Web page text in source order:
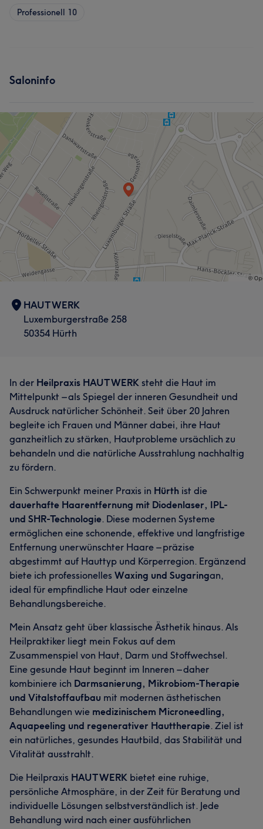
Professionell 10
Saloninfo
HAUTWERK
Luxemburgerstraße 258
50354 Hürth
In der Heilpraxis HAUTWERK steht die Haut im
Mittelpunkt – als Spiegel der inneren Gesundheit und
Ausdruck natürlicher Schönheit. Seit über 20 Jahren
begleite ich Frauen und Männer dabei, ihre Haut
ganzheitlich zu stärken, Hautprobleme ursächlich zu
behandeln und die natürliche Ausstrahlung nachhaltig
zu fördern.
Ein Schwerpunkt meiner Praxis in Hürth ist die
dauerhafte Haarentfernung mit Diodenlaser, IPL-
und SHR-Technologie. Diese modernen Systeme
ermöglichen eine schonende, effektive und langfristige
Entfernung unerwünschter Haare – präzise
abgestimmt auf Hauttyp und Körperregion. Ergänzend
biete ich professionelles Waxing und Sugaringan,
ideal für empfindliche Haut oder einzelne
Behandlungsbereiche.
Mein Ansatz geht über klassische Ästhetik hinaus. Als
Heilpraktiker liegt mein Fokus auf dem
Zusammenspiel von Haut, Darm und Stoffwechsel.
Eine gesunde Haut beginnt im Inneren – daher
kombiniere ich Darmsanierung, Mikrobiom-Therapie
und Vitalstoffaufbau mit modernen ästhetischen
Behandlungen wie medizinischem Microneedling,
Aquapeeling und regenerativer Hauttherapie. Ziel ist
ein natürliches, gesundes Hautbild, das Stabilität und
Vitalität ausstrahlt.
Die Heilpraxis HAUTWERK bietet eine ruhige,
persönliche Atmosphäre, in der Zeit für Beratung und
individuelle Lösungen selbstverständlich ist. Jede
Behandlung wird nach einer ausführlichen